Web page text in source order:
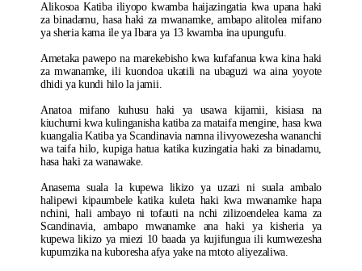
Alikosoa Katiba iliyopo kwamba haijazingatia kwa upana haki
za binadamu, hasa haki za mwanamke, ambapo alitolea mifano
ya sheria kama ile ya Ibara ya 13 kwamba ina upungufu.
Ametaka pawepo na marekebisho kwa kufafanua kwa kina haki
za mwanamke, ili kuondoa ukatili na ubaguzi wa aina yoyote
dhidi ya kundi hilo la jamii.
Anatoa mifano kuhusu haki ya usawa kijamii, kisiasa na
kiuchumi kwa kulinganisha katiba za mataifa mengine, hasa kwa
kuangalia Katiba ya Scandinavia namna ilivyowezesha wananchi
wa taifa hilo, kupiga hatua katika kuzingatia haki za binadamu,
hasa haki za wanawake.
Anasema suala la kupewa likizo ya uzazi ni suala ambalo
halipewi kipaumbele katika kuleta haki kwa mwanamke hapa
nchini, hali ambayo ni tofauti na nchi zilizoendelea kama za
Scandinavia, ambapo mwanamke ana haki ya kisheria ya
kupewa likizo ya miezi 10 baada ya kujifungua ili kumwezesha
kupumzika na kuboresha afya yake na mtoto aliyezaliwa.